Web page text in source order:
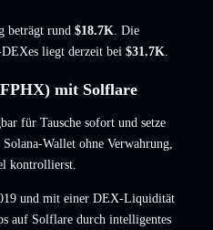
beträgt rund $18.7K. Die
liegt derzeit bei $31.7K.
mit Solflare
für Tausche sofort und setze
Solana-Wallet ohne Verwahrung,
kontrollierst.
und mit einer DEX-Liquidität
auf Solflare durch intelligentes